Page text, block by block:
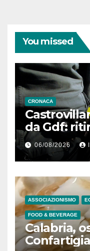
You missed
CRONACA
da Gdf:
padre
dopo 7
lucrando
popolare
“poveri” e
persone
per
600mila €
06/08/2026
ASSOCIAZIONISMO
FOOD & BEVERAGE
Calabria,